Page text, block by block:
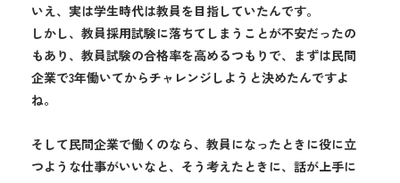
いえ、実は学生時代は教員を目指していたんです。
しかし、教員採用試験に落ちてしまうことが不安だったの
もあり、教員試験の合格率を高めるつもりで、まずは民間
企業で3年働いてからチャレンジしようと決めたんですよ
ね。
そして民間企業で働くのなら、教員になったときに役に立
つような仕事がいいなと、そう考えたときに、話が上手に